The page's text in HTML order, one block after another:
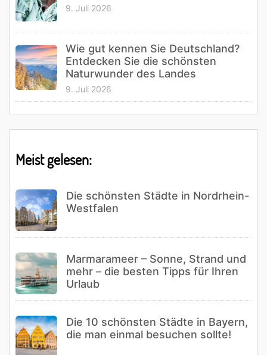
9. Juli 2026
Wie gut kennen Sie Deutschland?
Entdecken Sie die schönsten
Naturwunder des Landes
9. Juli 2026
Meist gelesen:
Die schönsten Städte in Nordrhein-
Westfalen
Marmarameer – Sonne, Strand und
mehr – die besten Tipps für Ihren
Urlaub
Die 10 schönsten Städte in Bayern,
die man einmal besuchen sollte!